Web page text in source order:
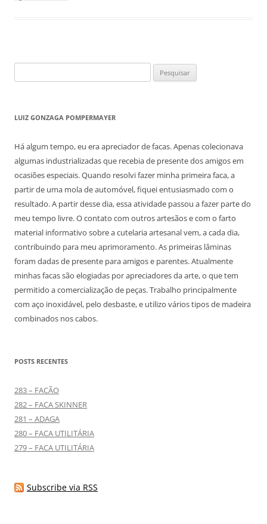
por:
LUIZ GONZAGA POMPERMAYER
Há algum tempo, eu era apreciador de facas. Apenas colecionava
algumas industrializadas que recebia de presente dos amigos em
ocasiões especiais. Quando resolvi fazer minha primeira faca, a
partir de uma mola de automóvel, fiquei entusiasmado com o
resultado. A partir desse dia, essa atividade passou a fazer parte do
meu tempo livre. O contato com outros artesãos e com o farto
material informativo sobre a cutelaria artesanal vem, a cada dia,
contribuindo para meu aprimoramento. As primeiras lâminas
foram dadas de presente para amigos e parentes. Atualmente
minhas facas são elogiadas por apreciadores da arte, o que tem
permitido a comercialização de peças. Trabalho principalmente
com aço inoxidável, pelo desbaste, e utilizo vários tipos de madeira
combinados nos cabos.
POSTS RECENTES
283 – FACÃO
282 – FACA SKINNER
281 – ADAGA
280 – FACA UTILITÁRIA
279 – FACA UTILITÁRIA
Subscribe via RSS